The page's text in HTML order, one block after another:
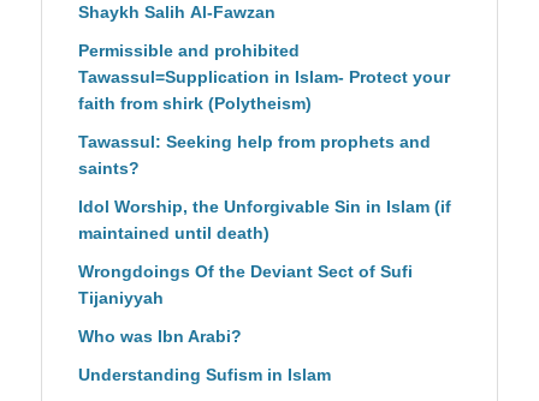
Shaykh Salih Al-Fawzan
Permissible and prohibited
Tawassul=Supplication in Islam- Protect your
faith from shirk (Polytheism)
Tawassul: Seeking help from prophets and
saints?
Idol Worship, the Unforgivable Sin in Islam (if
maintained until death)
Wrongdoings Of the Deviant Sect of Sufi
Tijaniyyah
Who was Ibn Arabi?
Understanding Sufism in Islam